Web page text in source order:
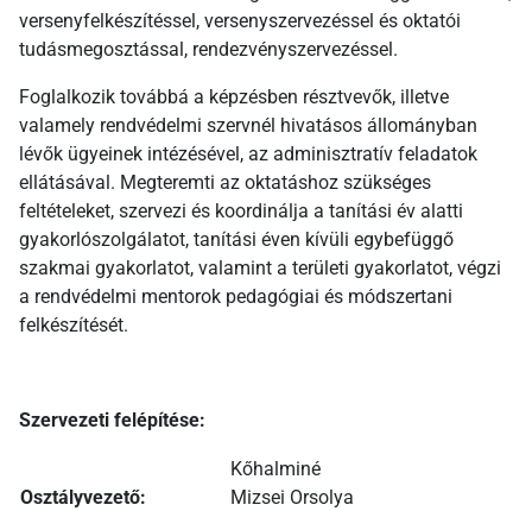
versenyfelkészítéssel, versenyszervezéssel és oktatói
tudásmegosztással, rendezvényszervezéssel.
Foglalkozik továbbá a képzésben résztvevők, illetve
valamely rendvédelmi szervnél hivatásos állományban
lévők ügyeinek intézésével, az adminisztratív feladatok
ellátásával. Megteremti az oktatáshoz szükséges
feltételeket, szervezi és koordinálja a tanítási év alatti
gyakorlószolgálatot, tanítási éven kívüli egybefüggő
szakmai gyakorlatot, valamint a területi gyakorlatot, végzi
a rendvédelmi mentorok pedagógiai és módszertani
felkészítését.
Szervezeti felépítése:
Osztályvezető:
Kőhalminé
Mizsei Orsolya